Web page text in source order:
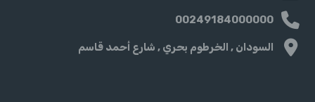
00249184000000
السودان , الخرطوم بحري , شارع أحمد قاسم